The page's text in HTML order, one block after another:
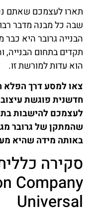
תארו לעצמכם שאתם
שבה כל מבנה מדבר
הבנייה גרובר היא
תקדים בתחום הבנייה,
הוא עדות למורשת זו.
צאו למסע דרך הפלא
חדשנית פוגשת
לעצמכם להישבות
שהמתקן של גרובר
באותה מידה שהיא
Universal